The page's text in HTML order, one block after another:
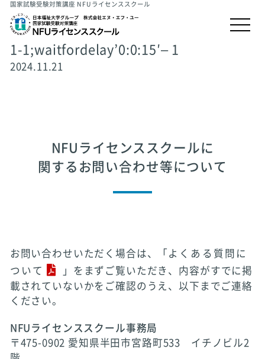
国家試験受験対策講座 NFUライセンススクール
1-1;waitfordelay’0:0:15′– 1
2024.11.21
NFUライセンススクールに
関するお問い合わせ等について
お問い合わせいただく場合は、「 よくある質問に
ついて
」をまずご覧いただき、内容がすでに掲
載されていないかをご確認のうえ、以下までご連絡
ください。
NFUライセンススクール事務局
〒475-0902 愛知県半田市宮路町533 イチノビル2